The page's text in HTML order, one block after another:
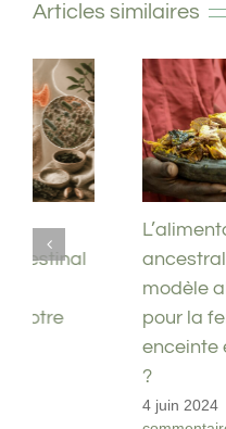
Articles similaires
L’alimentation
ancestrale – Un
modèle alimentaire
pour la femme
enceinte et allaitante